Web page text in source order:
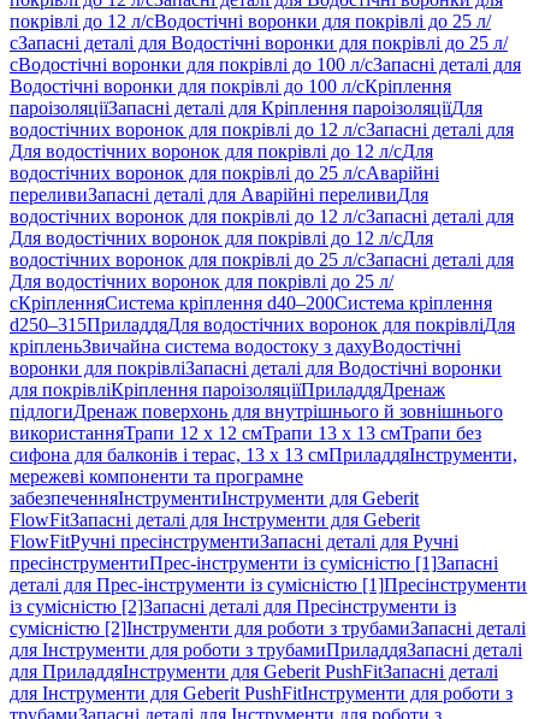
покрівлі до 12 л/сВодостічні воронки для покрівлі до 25 л/
сЗапасні деталі для Водостічні воронки для покрівлі до 25 л/
сВодостічні воронки для покрівлі до 100 л/сЗапасні деталі для
Водостічні воронки для покрівлі до 100 л/сКріплення
пароізоляціїЗапасні деталі для Кріплення пароізоляціїДля
водостічних воронок для покрівлі до 12 л/сЗапасні деталі для
Для водостічних воронок для покрівлі до 12 л/сДля
водостічних воронок для покрівлі до 25 л/сАварійні
переливиЗапасні деталі для Аварійні переливиДля
водостічних воронок для покрівлі до 12 л/сЗапасні деталі для
Для водостічних воронок для покрівлі до 12 л/сДля
водостічних воронок для покрівлі до 25 л/сЗапасні деталі для
Для водостічних воронок для покрівлі до 25 л/
сКріпленняСистема кріплення d40–200Система кріплення
d250–315ПриладдяДля водостічних воронок для покрівліДля
кріпленьЗвичайна система водостоку з дахуВодостічні
воронки для покрівліЗапасні деталі для Водостічні воронки
для покрівліКріплення пароізоляціїПриладдяДренаж
підлогиДренаж поверхонь для внутрішнього й зовнішнього
використанняТрапи 12 x 12 смТрапи 13 x 13 смТрапи без
сифона для балконів і терас, 13 x 13 смПриладдяІнструменти,
мережеві компоненти та програмне
забезпеченняІнструментиІнструменти для Geberit
FlowFitЗапасні деталі для Інструменти для Geberit
FlowFitРучні пресінструментиЗапасні деталі для Ручні
пресінструментиПрес-інструменти із сумісністю [1]Запасні
деталі для Прес-інструменти із сумісністю [1]Пресінструменти
із сумісністю [2]Запасні деталі для Пресінструменти із
сумісністю [2]Інструменти для роботи з трубамиЗапасні деталі
для Інструменти для роботи з трубамиПриладдяЗапасні деталі
для ПриладдяІнструменти для Geberit PushFitЗапасні деталі
для Інструменти для Geberit PushFitІнструменти для роботи з
трубамиЗапасні деталі для Інструменти для роботи з